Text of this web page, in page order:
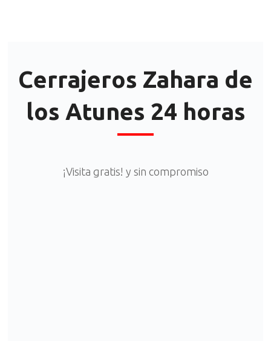
Cerrajeros Zahara de
los Atunes 24 horas
¡Visita gratis! y sin compromiso